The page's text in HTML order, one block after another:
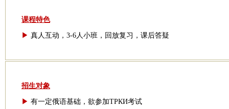
课程特色
▶ 真人互动，3-6人小班，回放复习，课后答疑
招生对象
▶ 有一定俄语基础，欲参加ТРКИ考试